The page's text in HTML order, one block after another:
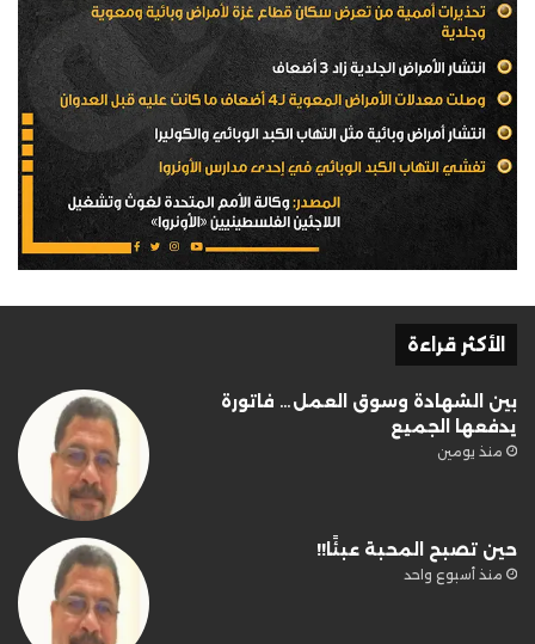
الأكثر قراءة
بين الشهادة وسوق العمل… فاتورة
يدفعها الجميع
منذ يومين
حين تصبح المحبة عبئًا!!
منذ أسبوع واحد